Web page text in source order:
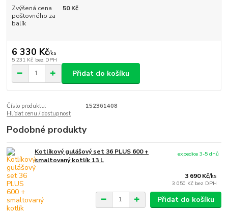
Zvýšená cena
poštovného za
balík
50 Kč
6 330 Kč/ks
5 231 Kč bez DPH
Přidat do košíku
Číslo produktu:
152361408
Hlídat cenu / dostupnost
Podobné produkty
Kotlíkový gulášový set 36 PLUS 600 +
smaltovaný kotlík 13 L
3 690 Kč/ks
3 050 Kč bez DPH
expedice 3-5 dnů
Přidat do košíku